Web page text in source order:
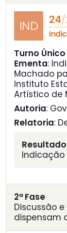
IND 24/
Turno Único
Ementa:
Machado
Instituto
Artístico de
Autoria:
Relatoria:
Indicação
2ª Fase
Discussão
dispensam